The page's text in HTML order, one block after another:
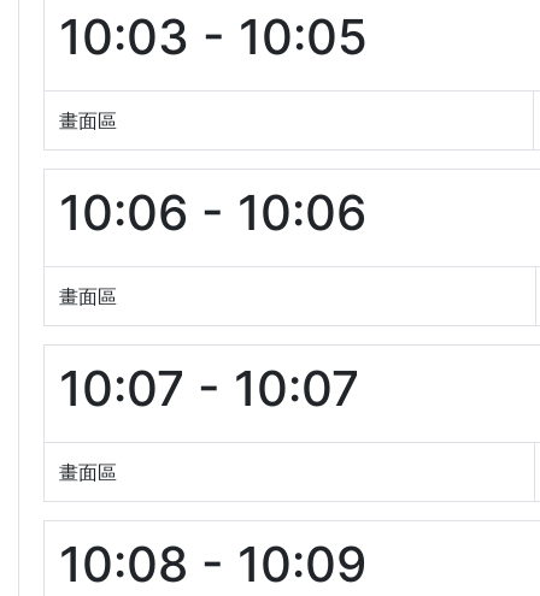
10:03 - 10:05
畫面區
10:06 - 10:06
畫面區
10:07 - 10:07
畫面區
10:08 - 10:09